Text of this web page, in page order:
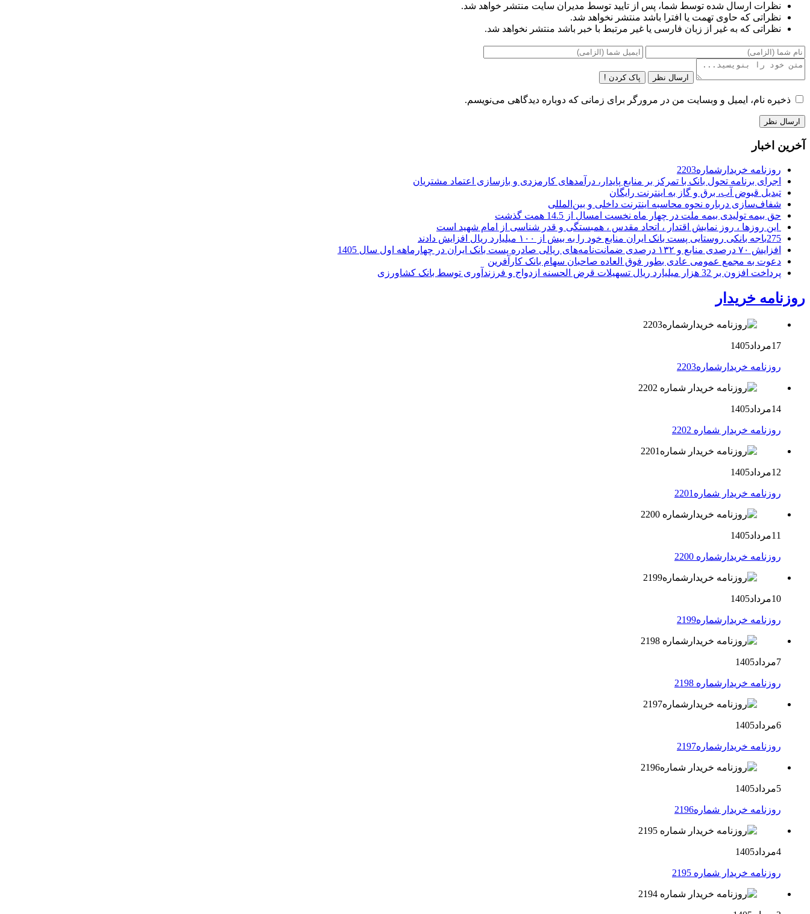
نظرات ارسال شده توسط شما، پس از تایید توسط مدیران سایت منتشر خواهد شد.
نظراتی که حاوی تهمت یا افترا باشد منتشر نخواهد شد.
نظراتی که به غیر از زبان فارسی یا غیر مرتبط با خبر باشد منتشر نخواهد شد.
ارسال نظر پاک کردن !
ذخیره نام، ایمیل و وبسایت من در مرورگر برای زمانی که دوباره دیدگاهی می‌نویسم.
آخرین اخبار
روزنامه خریدارشماره2203
اجرای برنامه تحول بانک با تمرکز بر منابع پایدار، درآمدهای کارمزدی و بازسازی اعتماد مشتریان
تبدیل قبوض آب، برق و گاز به اینترنت رایگان
شفاف‌سازی درباره نحوه محاسبه اینترنت داخلی و بین‌المللی
حق بیمه تولیدی بیمه ملت در چهار ماه نخست امسال از 14.5 همت گذشت
این روزها ، روز نمایش اقتدار ، اتحاد مقدس ، همبستگی و قدر شناسی از امام شهید است
275باجه بانکی روستایی پست بانک ایران منابع خود را به بیش از ۱۰۰ میلیارد ریال افزایش دادند
افزایش ۷۰ درصدی منابع و ۱۳۲ درصدی ضمانت‌نامه‌های ریالی صادره پست بانک ایران در چهارماهه اول سال 1405
دعوت به مجمع عمومی عادی بطور فوق العاده صاحبان سهام بانک کارآفرین
پرداخت افزون بر 32 هزار میلیارد ریال تسهیلات قرض الحسنه ازدواج و فرزندآوری توسط بانک کشاورزی
روزنامه خریدار
17مرداد1405
روزنامه خریدارشماره2203
14مرداد1405
روزنامه خریدار شماره 2202
12مرداد1405
روزنامه خریدار شماره2201
11مرداد1405
روزنامه خریدارشماره 2200
10مرداد1405
روزنامه خریدارشماره2199
7مرداد1405
روزنامه خریدارشماره 2198
6مرداد1405
روزنامه خریدارشماره2197
5مرداد1405
روزنامه خریدار شماره2196
4مرداد1405
روزنامه خریدار شماره 2195